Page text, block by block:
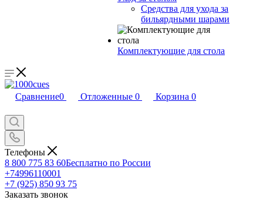
Средства для ухода за
бильярдными шарами
Комплектующие для стола
Сравнение0 Отложенные 0 Корзина 0
Телефоны
8 800 775 83 60Бесплатно по России
+74996110001
+7 (925) 850 93 75
Заказать звонок